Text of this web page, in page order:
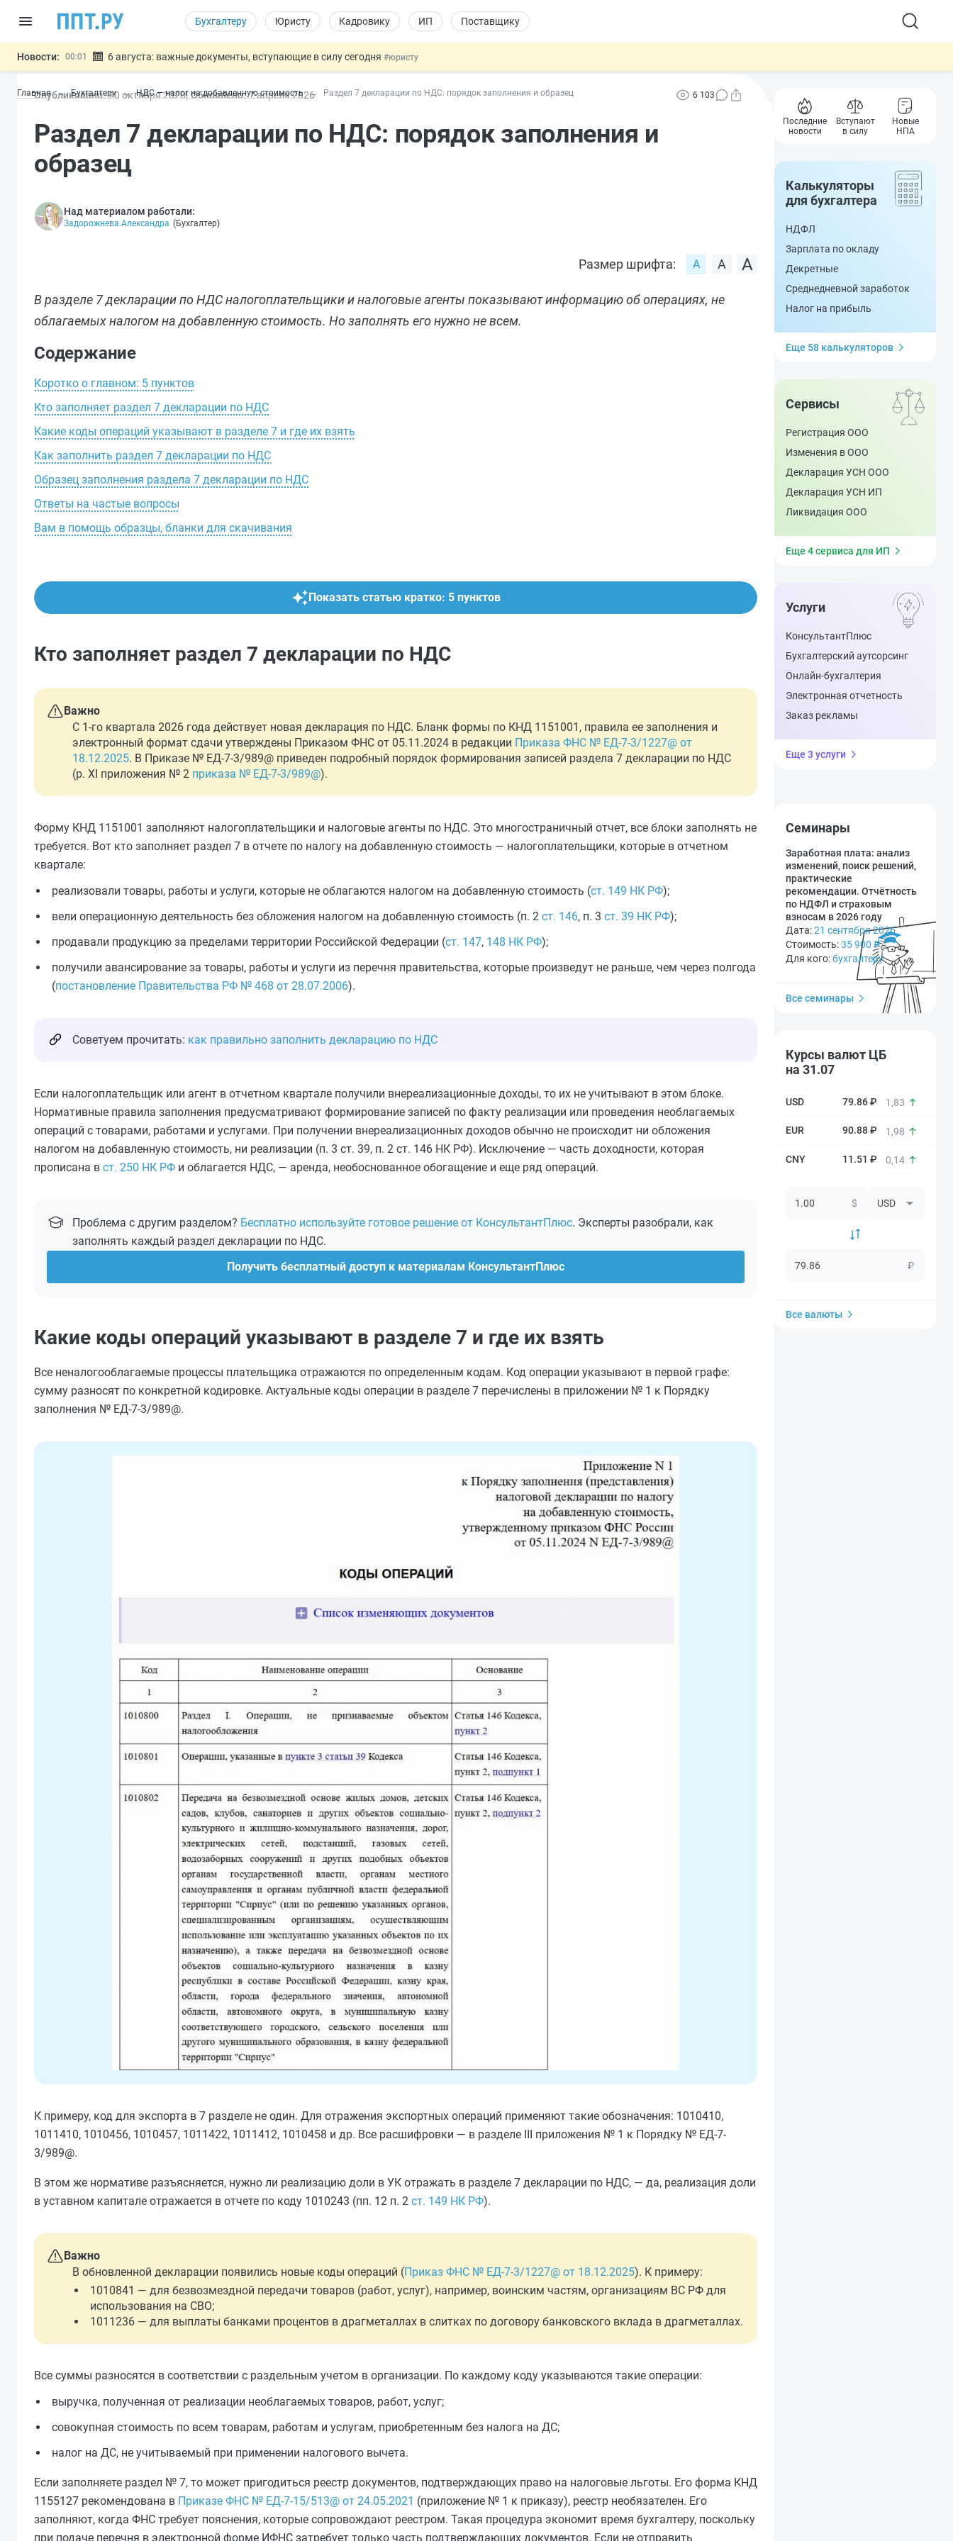
Бухгалтеру Юристу Кадровику ИП Поставщику
Новости: 00:01 6 августа: важные документы, вступающие в силу сегодня #юристу
05.08 Мигрантам с судимостью запретят получать ВНЖ и гражданство: закон подписан #физлицу
05.08
Важно Подписан закон об упрощении госзакупок по 44-ФЗ #заказчику
Главная Бухгалтеру НДС — налог на добавленную стоимость Раздел 7 декларации по НДС: порядок заполнения и образец
Опубликовано: 20 октября2020 Обновлено: 7 апреля2026 6 103
Раздел 7 декларации по НДС: порядок заполнения и
образец
Над материалом работали:
Задорожнева Александра (Бухгалтер)
Размер шрифта:
В разделе 7 декларации по НДС налогоплательщики и налоговые агенты показывают информацию об операциях, не
облагаемых налогом на добавленную стоимость. Но заполнять его нужно не всем.
Содержание
Коротко о главном: 5 пунктов
Кто заполняет раздел 7 декларации по НДС
Какие коды операций указывают в разделе 7 и где их взять
Как заполнить раздел 7 декларации по НДС
Образец заполнения раздела 7 декларации по НДС
Ответы на частые вопросы
Вам в помощь образцы, бланки для скачивания
Показать статью кратко: 5 пунктов
Кто заполняет раздел 7 декларации по НДС
Важно
С 1-го квартала 2026 года действует новая декларация по НДС. Бланк формы по КНД 1151001, правила ее заполнения и
электронный формат сдачи утверждены Приказом ФНС от 05.11.2024 в редакции Приказа ФНС № ЕД-7-3/1227@ от
18.12.2025. В Приказе № ЕД-7-3/989@ приведен подробный порядок формирования записей раздела 7 декларации по НДС
(р. XI приложения № 2 приказа № ЕД-7-3/989@).
Форму КНД 1151001 заполняют налогоплательщики и налоговые агенты по НДС. Это многостраничный отчет, все блоки заполнять не
требуется. Вот кто заполняет раздел 7 в отчете по налогу на добавленную стоимость — налогоплательщики, которые в отчетном
квартале:
реализовали товары, работы и услуги, которые не облагаются налогом на добавленную стоимость (ст. 149 НК РФ);
вели операционную деятельность без обложения налогом на добавленную стоимость (п. 2 ст. 146, п. 3 ст. 39 НК РФ);
продавали продукцию за пределами территории Российской Федерации (ст. 147, 148 НК РФ);
получили авансирование за товары, работы и услуги из перечня правительства, которые произведут не раньше, чем через полгода
(постановление Правительства РФ № 468 от 28.07.2006).
Советуем прочитать: как правильно заполнить декларацию по НДС
Если налогоплательщик или агент в отчетном квартале получили внереализационные доходы, то их не учитывают в этом блоке.
Нормативные правила заполнения предусматривают формирование записей по факту реализации или проведения необлагаемых
операций с товарами, работами и услугами. При получении внереализационных доходов обычно не происходит ни обложения
налогом на добавленную стоимость, ни реализации (п. 3 ст. 39, п. 2 ст. 146 НК РФ). Исключение — часть доходности, которая
прописана в ст. 250 НК РФ и облагается НДС, — аренда, необоснованное обогащение и еще ряд операций.
Проблема с другим разделом? Бесплатно используйте готовое решение от КонсультантПлюс. Эксперты разобрали, как
заполнять каждый раздел декларации по НДС.
Получить бесплатный доступ к материалам КонсультантПлюс
Какие коды операций указывают в разделе 7 и где их взять
Все неналогооблагаемые процессы плательщика отражаются по определенным кодам. Код операции указывают в первой графе:
сумму разносят по конкретной кодировке. Актуальные коды операции в разделе 7 перечислены в приложении № 1 к Порядку
заполнения № ЕД-7-3/989@.
К примеру, код для экспорта в 7 разделе не один. Для отражения экспортных операций применяют такие обозначения: 1010410,
1011410, 1010456, 1010457, 1011422, 1011412, 1010458 и др. Все расшифровки — в разделе III приложения № 1 к Порядку № ЕД-7-
3/989@.
В этом же нормативе разъясняется, нужно ли реализацию доли в УК отражать в разделе 7 декларации по НДС, — да, реализация доли
в уставном капитале отражается в отчете по коду 1010243 (пп. 12 п. 2 ст. 149 НК РФ).
Важно
В обновленной декларации появились новые коды операций (Приказ ФНС № ЕД-7-3/1227@ от 18.12.2025). К примеру:
1010841 — для безвозмездной передачи товаров (работ, услуг), например, воинским частям, организациям ВС РФ для
использования на СВО;
1011236 — для выплаты банками процентов в драгметаллах в слитках по договору банковского вклада в драгметаллах.
Все суммы разносятся в соответствии с раздельным учетом в организации. По каждому коду указываются такие операции:
выручка, полученная от реализации необлагаемых товаров, работ, услуг;
совокупная стоимость по всем товарам, работам и услугам, приобретенным без налога на ДС;
налог на ДС, не учитываемый при применении налогового вычета.
Если заполняете раздел № 7, то может пригодиться реестр документов, подтверждающих право на налоговые льготы. Его форма КНД
1155127 рекомендована в Приказе ФНС № ЕД-7-15/513@ от 24.05.2021 (приложение № 1 к приказу), реестр необязателен. Его
заполняют, когда ФНС требует пояснения, которые сопровождают реестром. Такая процедура экономит время бухгалтеру, поскольку
при подаче перечня в электронной форме ИФНС затребует только часть подтверждающих документов. Если не отправить
Последние
новости
Вступают
в силу
Новые
НПА
Калькуляторы
для бухгалтера
НДФЛ
Зарплата по окладу
Декретные
Среднедневной заработок
Налог на прибыль
Еще 58 калькуляторов
Сервисы
Регистрация ООО
Изменения в ООО
Декларация УСН ООО
Декларация УСН ИП
Ликвидация ООО
Еще 4 сервиса для ИП
Услуги
КонсультантПлюс
Бухгалтерский аутсорсинг
Онлайн-бухгалтерия
Электронная отчетность
Заказ рекламы
Еще 3 услуги
Семинары
Заработная плата: анализ
изменений, поиск решений,
практические
рекомендации. Отчётность
по НДФЛ и страховым
взносам в 2026 году
Дата:21 сентября 2026
Стоимость:35 900 ₽
Для кого:бухгалтеру
Все семинары
Курсы валют ЦБ
на 31.07
79.86 ₽ 1,83
90.88 ₽ 1,98
11.51 ₽ 0,14
$
₽
Все валюты